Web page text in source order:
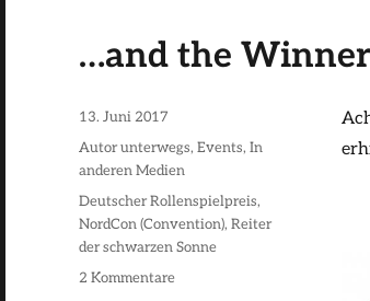
…and the
Veröffentlicht
am
13. Juni 2017
Kategorien
Autor unterwegs, Events, In
anderen Medien
Schlagwörter
Deutscher Rollenspielpreis,
NordCon (Convention), Reiter
der schwarzen Sonne
2 Kommentare